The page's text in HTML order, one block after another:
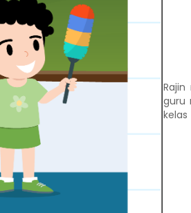
guru
kelas